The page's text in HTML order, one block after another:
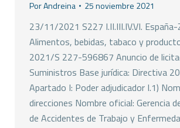
PorAndreina 25 noviembre 2021
23/11/2021 S227 I.II.III.IV.VI.
Alimentos, bebidas, tabaco y
2021/S 227-596867 Anuncio de
Suministros Base jurídica: Directiva
Apartado I: Poder adjudicador I.1)
direcciones Nombre oficial: Gerencia
de Accidentes de Trabajo y